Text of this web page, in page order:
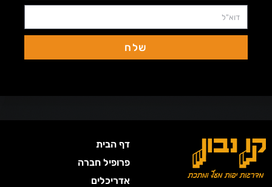
שלח
דף הבית
פרופיל חברה
אדריכלים